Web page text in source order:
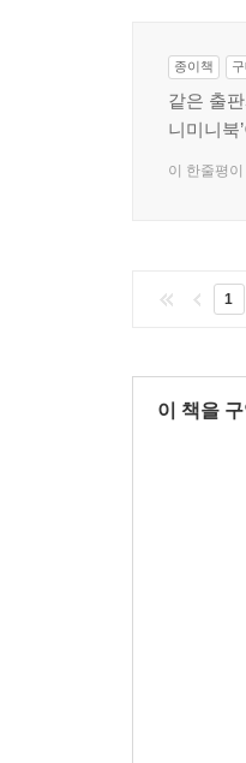
종이책
같은 출
니미니북
이 한줄평
1
이 책을